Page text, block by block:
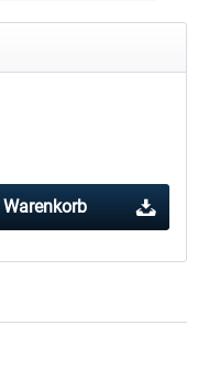
Warenkorb